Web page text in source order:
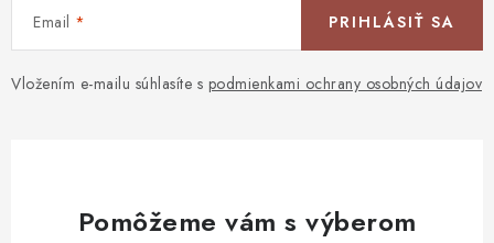
Email
Vložením e-mailu súhlasíte s podmienkami ochrany osobných údajov
PRIHLÁSIŤ SA
Pomôžeme vám s výberom